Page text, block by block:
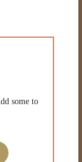
some to